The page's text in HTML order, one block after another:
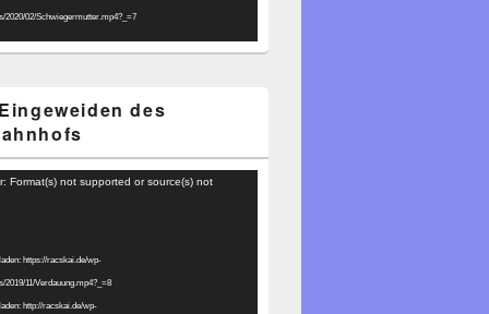
2020/02/Schwiegermutter.mp4?_=7
des
Format(s) not supported or source(s) not
https://racskai.de/wp-
2019/11/Verdauung.mp4?_=8
http://racskai.de/wp-